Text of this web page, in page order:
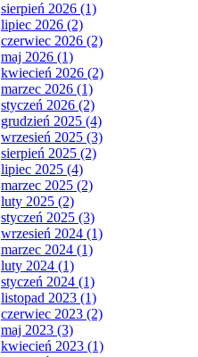
sierpień 2026 (1)
lipiec 2026 (2)
czerwiec 2026 (2)
maj 2026 (1)
kwiecień 2026 (2)
marzec 2026 (1)
styczeń 2026 (2)
grudzień 2025 (4)
wrzesień 2025 (3)
sierpień 2025 (2)
lipiec 2025 (4)
marzec 2025 (2)
luty 2025 (2)
styczeń 2025 (3)
wrzesień 2024 (1)
marzec 2024 (1)
luty 2024 (1)
styczeń 2024 (1)
listopad 2023 (1)
czerwiec 2023 (2)
maj 2023 (3)
kwiecień 2023 (1)